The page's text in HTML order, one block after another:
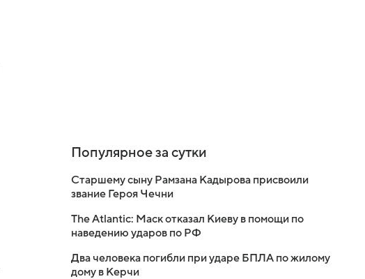
Популярное за сутки
Старшему сыну Рамзана Кадырова присвоили
звание Героя Чечни
The Atlantic: Маск отказал Киеву в помощи по
наведению ударов по РФ
Два человека погибли при ударе БПЛА по жилому
дому в Керчи